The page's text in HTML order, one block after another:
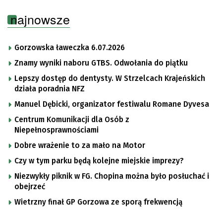
najnowsze
Gorzowska ławeczka 6.07.2026
Znamy wyniki naboru GTBS. Odwołania do piątku
Lepszy dostęp do dentysty. W Strzelcach Krajeńskich
działa poradnia NFZ
Manuel Dębicki, organizator festiwalu Romane Dyvesa
Centrum Komunikacji dla Osób z
Niepełnosprawnościami
Dobre wrażenie to za mało na Motor
Czy w tym parku będą kolejne miejskie imprezy?
Niezwykły piknik w FG. Chopina można było posłuchać i
obejrzeć
Wietrzny finał GP Gorzowa ze sporą frekwencją